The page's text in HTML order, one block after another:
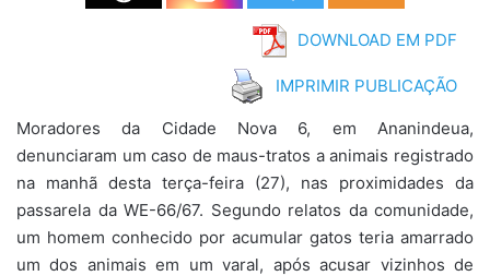
DOWNLOAD EM PDF
IMPRIMIR PUBLICAÇÃO
Moradores da Cidade Nova 6, em Ananindeua,
denunciaram um caso de maus-tratos a animais registrado
na manhã desta terça-feira (27), nas proximidades da
passarela da WE-66/67. Segundo relatos da comunidade,
um homem conhecido por acumular gatos teria amarrado
um dos animais em um varal, após acusar vizinhos de